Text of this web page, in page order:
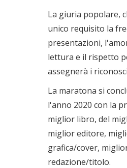
La giuria popolare,
unico requisito la
presentazioni,
lettura e il rispetto
assegnerà i
La maratona si
l'anno 2020 con la
miglior libro, del
miglior editore,
grafica/cover,
redazione/titolo.